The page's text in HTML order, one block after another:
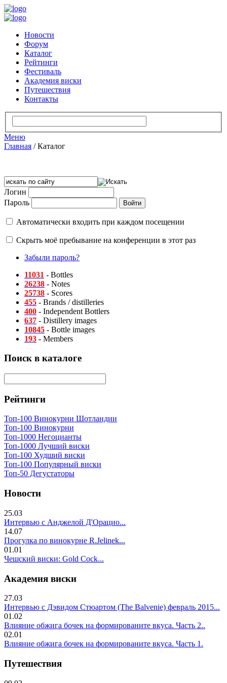
Новости
Форум
Каталог
Рейтинги
Фестиваль
Академия виски
Путешествия
Контакты
Меню
Главная /Каталог
Логин
Пароль
Автоматически входить при каждом посещении
Скрыть моё пребывание на конференции в этот раз
Забыли пароль?
11031 - Bottles
26238 - Notes
25738 - Scores
455 - Brands / distilleries
400 - Independent Bottlers
637 - Distillery images
10845 - Bottle images
193 - Members
Поиск в каталоге
Рейтинги
Топ-100 Винокурни Шотландии
Топ-100 Винокурни
Топ-1000 Негоцианты
Топ-1000 Лучший виски
Топ-100 Худший виски
Топ-100 Популярный виски
Топ-50 Дегустаторы
Новости
25.03
Интервью с Анджелой Д'Орацио...
14.07
Прогулка по винокурне R.Jelinek...
01.01
Чешский виски: Gold Cock...
Академия виски
27.03
Интервью с Дэвидом Стюартом (The Balvenie) февраль 2015...
01.02
Влияние обжига бочек на формированите вкуса. Часть 2..
02.01
Влияние обжига бочек на формированите вкуса. Часть 1.
Путешествия